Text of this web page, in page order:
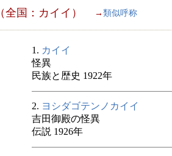
（全国：カイイ） → 類似呼称
1. カイイ
怪異
民族と歴史 1922年
2. ヨシダゴテンノカイイ
吉田御殿の怪異
伝説 1926年